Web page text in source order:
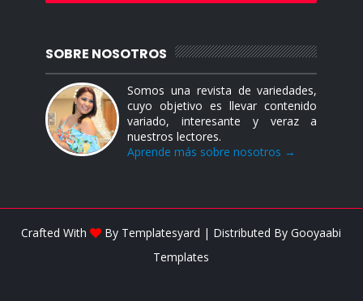
SOBRE NOSOTROS
Somos una revista de variedades,
cuyo objetivo es llevar contenido
variado, interesante y veraz a
nuestros lectores.
Aprende más sobre nosotros →
Crafted With By Templatesyard | Distributed ByGooyaabi
Templates